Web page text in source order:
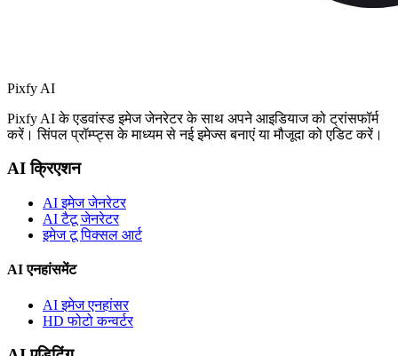
Pixfy AI
Pixfy AI के एडवांस्ड इमेज जेनरेटर के साथ अपने आइडियाज को ट्रांसफॉर्म
करें। सिंपल प्रॉम्प्ट्स के माध्यम से नई इमेज्स बनाएं या मौजूदा को एडिट करें।
AI क्रिएशन
AI इमेज जेनरेटर
AI टैटू जेनरेटर
इमेज टू पिक्सल आर्ट
AI एनहांसमेंट
AI इमेज एनहांसर
HD फोटो कन्वर्टर